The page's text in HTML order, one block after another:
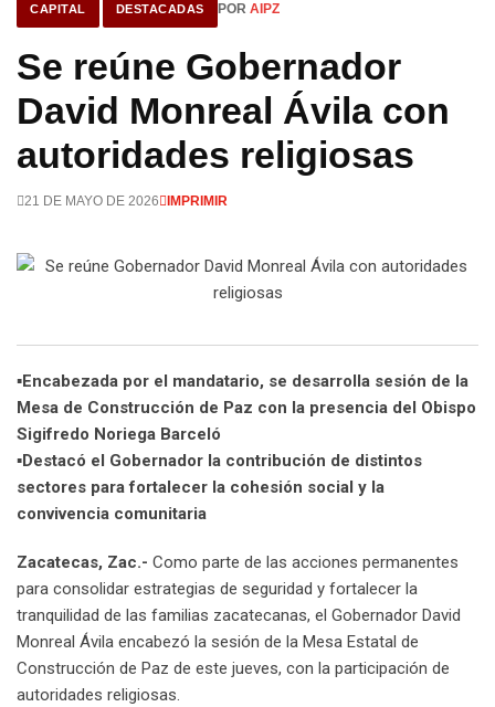
CAPITAL DESTACADAS POR AIPZ
Se reúne Gobernador
David Monreal Ávila con
autoridades religiosas
21 DE MAYO DE 2026 IMPRIMIR
▪️Encabezada por el mandatario, se desarrolla sesión de la
Mesa de Construcción de Paz con la presencia del Obispo
Sigifredo Noriega Barceló
▪️Destacó el Gobernador la contribución de distintos
sectores para fortalecer la cohesión social y la
convivencia comunitaria
Zacatecas, Zac.- Como parte de las acciones permanentes
para consolidar estrategias de seguridad y fortalecer la
tranquilidad de las familias zacatecanas, el Gobernador David
Monreal Ávila encabezó la sesión de la Mesa Estatal de
Construcción de Paz de este jueves, con la participación de
autoridades religiosas.